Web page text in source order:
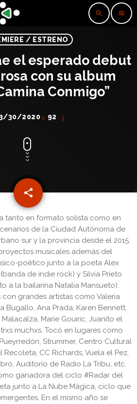
search menu
/ ESTRENO
el esperado debut
con su album
Conmigo”
30/2020 92
share
email
tanto en formato solista como en
de la Ciudad Autónoma de
sur y la provincia desde el 2015.
musicales además del
poético junto a la poeta Alex
de indie rock) y ​Silvia Prieto
a la bailarina Natalia Mansueto).
grandes artistas como Valeria
Bugallo, Ana Prada, Karen Bennett,
Marie Gouiric, Juanito el
muchxs. Tocó en lugares como
Strummer, Centro Cultural
Recoleta, CC Richards, Vuela el Pez,
Auditorio de Radio La Tribu, etc.
ganadora del ciclo ​#Radar del
junto a La Nube Mágica, ciclo que
En el mismo año se